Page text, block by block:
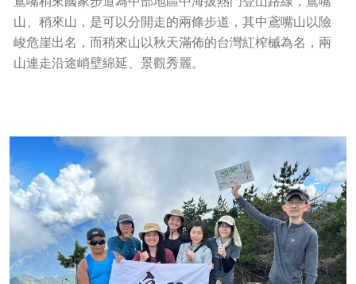
山、稍來山，是可以分開走的兩條步道，其中鳶嘴山以險
峻危崖出名，而稍來山以秋天滿佈的台灣紅榨槭為名，兩
山連走沿途峭壁綿延、景觀秀麗。